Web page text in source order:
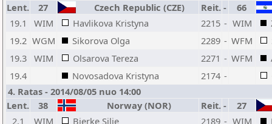
Lent.
27 Czech Republic (CZE) Reit. -
66
19.1
WIM Havlikova Kristyna 2215 - WIM
19.2 WGM Sikorova Olga 2289 - WFM
19.3 WIM Olsarova Tereza 2271 - WFM
19.4
Novosadova Kristyna 2174 -
4. Ratas - 2014/08/05 nuo 14:00
Lent.
38 Norway (NOR) Reit. -
27
2.1
WIM Bjerke Silje 2189 - WIM